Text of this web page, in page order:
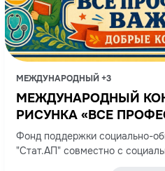
МЕЖДУНАРОДНЫЙ +3
МЕЖДУНАРОДНЫЙ
РИСУНКА «ВСЕ
Фонд поддержки социально-
"Стат.АП" совместно с